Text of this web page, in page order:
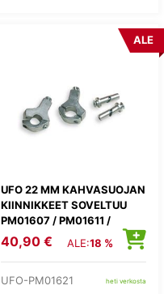
UFO 22 MM KAHVASUOJAN
KIINNIKKEET SOVELTUU
PM01607 / PM01611 /
PM01619 / PM01632 /
ALE
40,90 € ALE:18 %
UFO-PM01621 heti verkosta